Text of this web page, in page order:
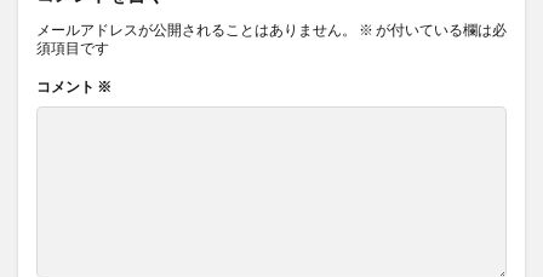
メールアドレスが公開されることはありません。 ※ が付いている欄は必
須項目です
コメント ※